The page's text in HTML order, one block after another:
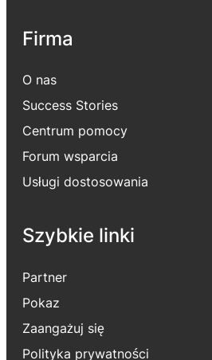
Firma
O nas
Success Stories
Centrum pomocy
Forum wsparcia
Usługi dostosowania
Szybkie linki
Partner
Pokaz
Zaangażuj się
Polityka prywatności